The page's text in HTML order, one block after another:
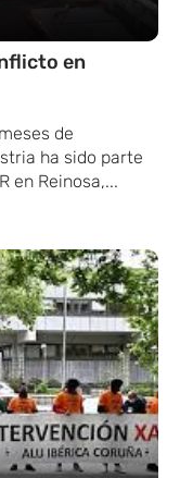
en
de
ha sido parte
en Reinosa,...